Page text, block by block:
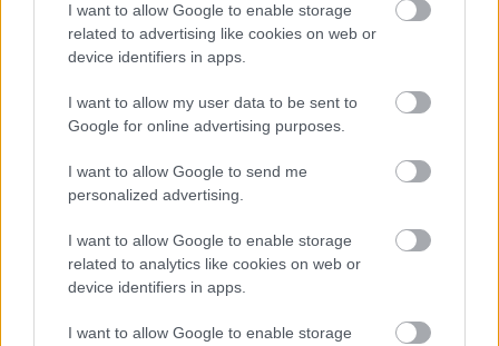
I want to allow Google to enable storage
related to advertising like cookies on web or
device identifiers in apps.
I want to allow my user data to be sent to
Google for online advertising purposes.
I want to allow Google to send me
personalized advertising.
I want to allow Google to enable storage
related to analytics like cookies on web or
device identifiers in apps.
I want to allow Google to enable storage
Szinte teljes hosszában megújítják a Lakatos úti
lakótelep legfontosabb utcáját
amelynek komplex burkolatmegújításáért felel a Profunda Bau.
épülnek Zuglóban – helyben tartják a
csapadékvizet
Nem az üres, hanem az okosan működő
épület energiatakarékos